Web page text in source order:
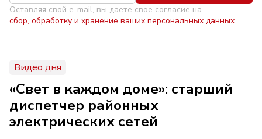
Оставляя свой e-mail, вы даете свое согласие на
сбор, обработку и хранение ваших персональных данных
Видео дня
«Свет в каждом доме»: старший
диспетчер районных
электрических сетей